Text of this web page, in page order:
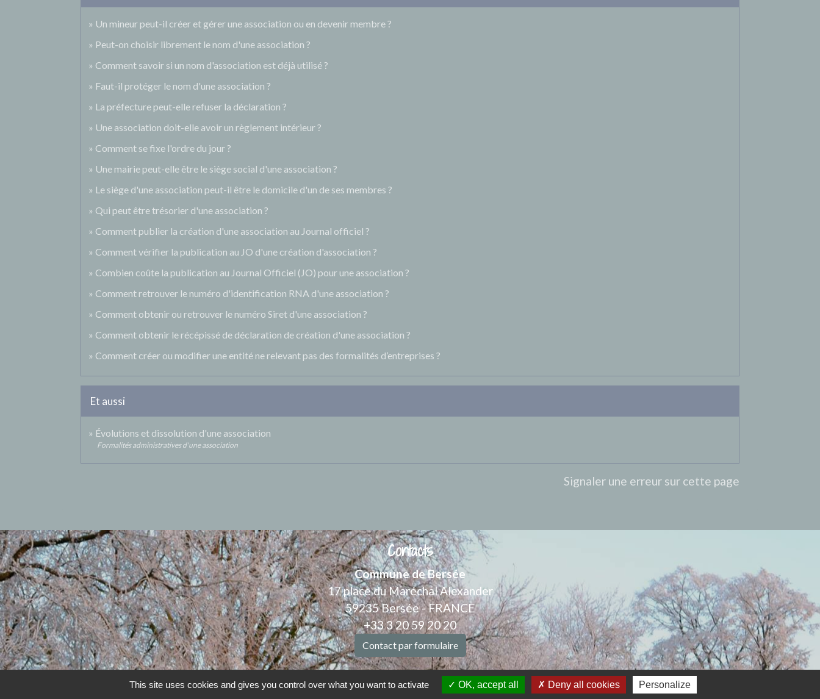
Un mineur peut-il créer et gérer une association ou en devenir membre ?
Peut-on choisir librement le nom d'une association ?
Comment savoir si un nom d'association est déjà utilisé ?
Faut-il protéger le nom d'une association ?
La préfecture peut-elle refuser la déclaration ?
Une association doit-elle avoir un règlement intérieur ?
Comment se fixe l'ordre du jour ?
Une mairie peut-elle être le siège social d'une association ?
Le siège d'une association peut-il être le domicile d'un de ses membres ?
Qui peut être trésorier d'une association ?
Comment publier la création d'une association au Journal officiel ?
Comment vérifier la publication au JO d'une création d'association ?
Combien coûte la publication au Journal Officiel (JO) pour une association ?
Comment retrouver le numéro d'identification RNA d'une association ?
Comment obtenir ou retrouver le numéro Siret d'une association ?
Comment obtenir le récépissé de déclaration de création d'une association ?
Comment créer ou modifier une entité ne relevant pas des formalités d’entreprises ?
Et aussi
Évolutions et dissolution d'une association
Formalités administratives d'une association
Signaler une erreur sur cette page
Contacts
Commune de Bersée
17 place du Maréchal Alexander
59235 Bersée - FRANCE
+33 3 20 59 20 20
Contact par formulaire
Nous joindre
This site uses cookies and gives you control over what you want to activate OK, accept all Deny all cookies Personalize